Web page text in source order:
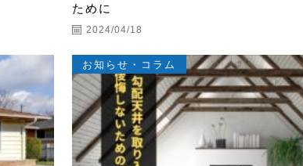
ために
2024/04/18
お知らせ・コラム